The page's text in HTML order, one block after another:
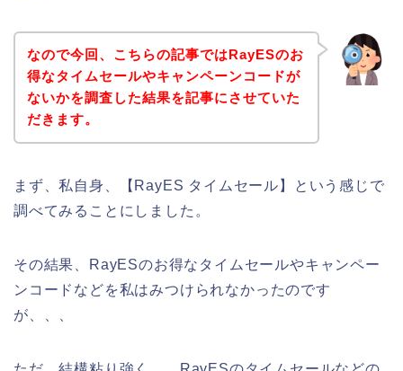
なので今回、こちらの記事ではRayESのお
得なタイムセールやキャンペーンコードが
ないかを調査した結果を記事にさせていた
だきます。
まず、私自身、【RayES タイムセール】という感じで
調べてみることにしました。
その結果、RayESのお得なタイムセールやキャンペー
ンコードなどを私はみつけられなかったのです
が、、、